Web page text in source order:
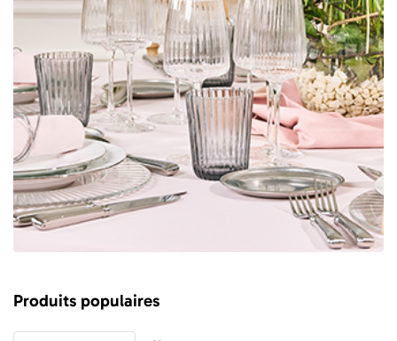
Produits populaires